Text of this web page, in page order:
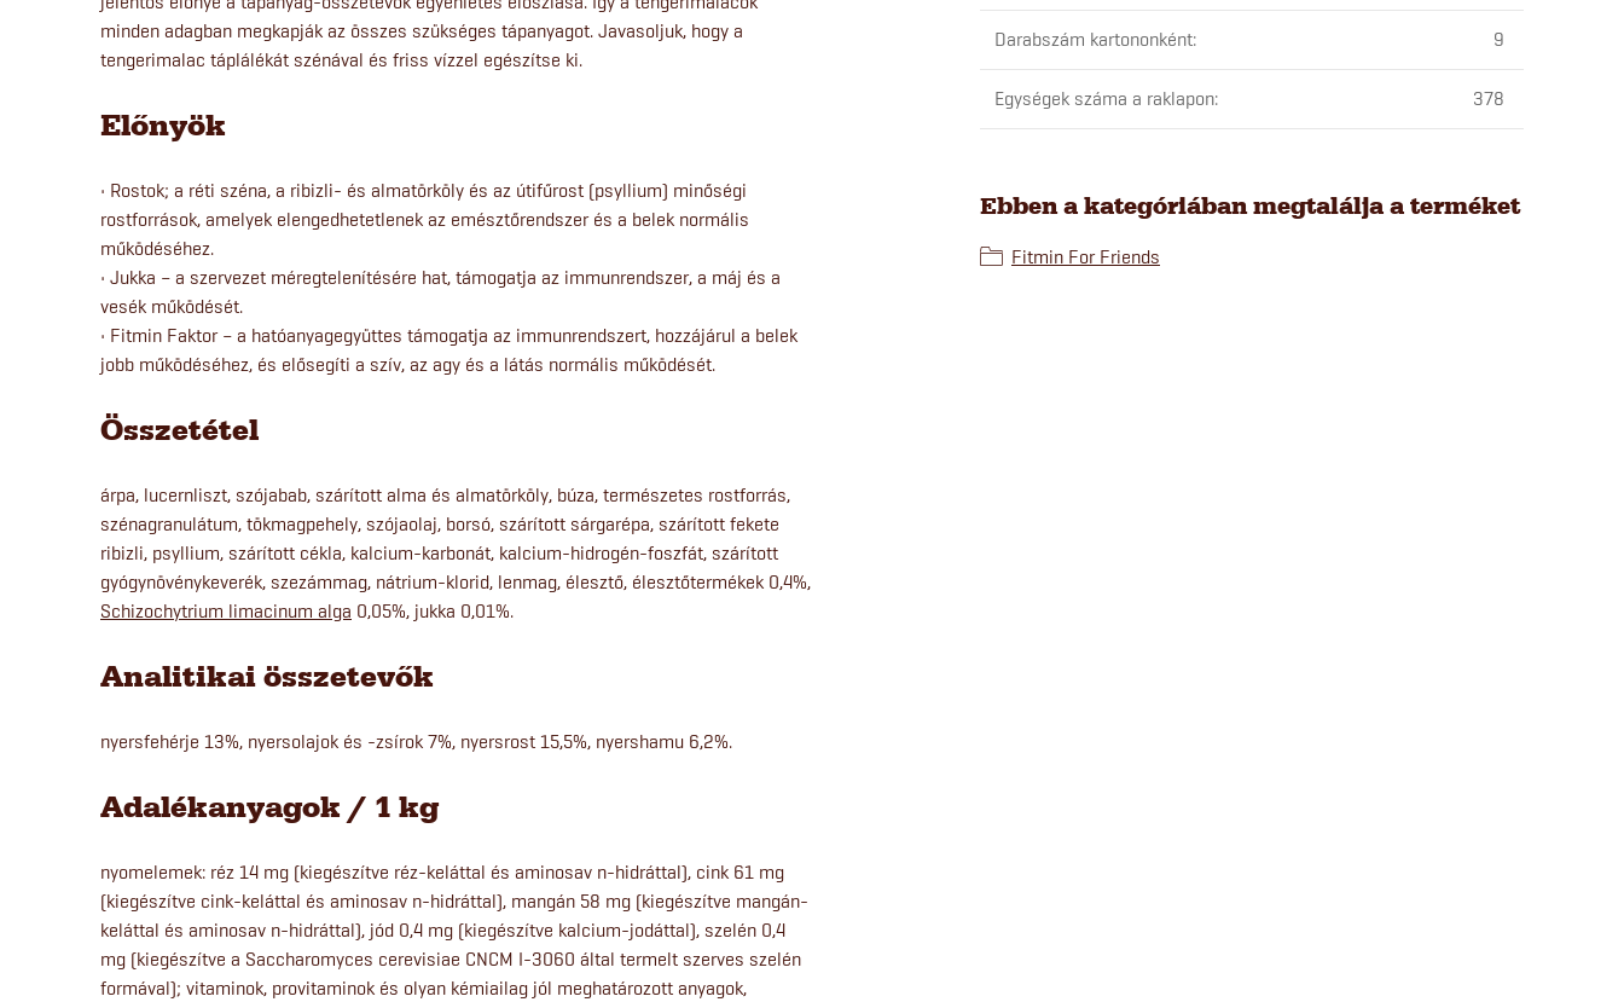
minden adagban megkapják az összes szükséges tápanyagot. Javasoljuk, hogy a
tengerimalac táplálékát szénával és friss vízzel egészítse ki.
Előnyök
• Rostok; a réti széna, a ribizli- és almatörköly és az útifűrost (psyllium) minőségi
rostforrások, amelyek elengedhetetlenek az emésztőrendszer és a belek normális
működéséhez.
• Jukka – a szervezet méregtelenítésére hat, támogatja az immunrendszer, a máj és a
vesék működését.
• Fitmin Faktor – a hatóanyagegyüttes támogatja az immunrendszert, hozzájárul a belek
jobb működéséhez, és elősegíti a szív, az agy és a látás normális működését.
Összetétel
árpa, lucernliszt, szójabab, szárított alma és almatörköly, búza, természetes rostforrás,
szénagranulátum, tökmagpehely, szójaolaj, borsó, szárított sárgarépa, szárított fekete
ribizli, psyllium, szárított cékla, kalcium-karbonát, kalcium-hidrogén-foszfát, szárított
gyógynövénykeverék, szezámmag, nátrium-klorid, lenmag, élesztő, élesztőtermékek 0,4%,
Schizochytrium limacinum alga 0,05%, jukka 0,01%.
Analitikai összetevők
nyersfehérje 13%, nyersolajok és -zsírok 7%, nyersrost 15,5%, nyershamu 6,2%.
Adalékanyagok / 1 kg
nyomelemek: réz 14 mg (kiegészítve réz-keláttal és aminosav n-hidráttal), cink 61 mg
(kiegészítve cink-keláttal és aminosav n-hidráttal), mangán 58 mg (kiegészítve mangán-
keláttal és aminosav n-hidráttal), jód 0,4 mg (kiegészítve kalcium-jodáttal), szelén 0,4
mg (kiegészítve a Saccharomyces cerevisiae CNCM I-3060 által termelt szerves szelén
formával); vitaminok, provitaminok és olyan kémiailag jól meghatározott anyagok,
Darabszám kartononként: 9
Egységek száma a raklapon: 378
Ebben a kategóriában megtalálja a terméket
Fitmin For Friends